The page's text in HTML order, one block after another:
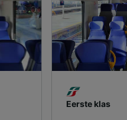
Eerste klas